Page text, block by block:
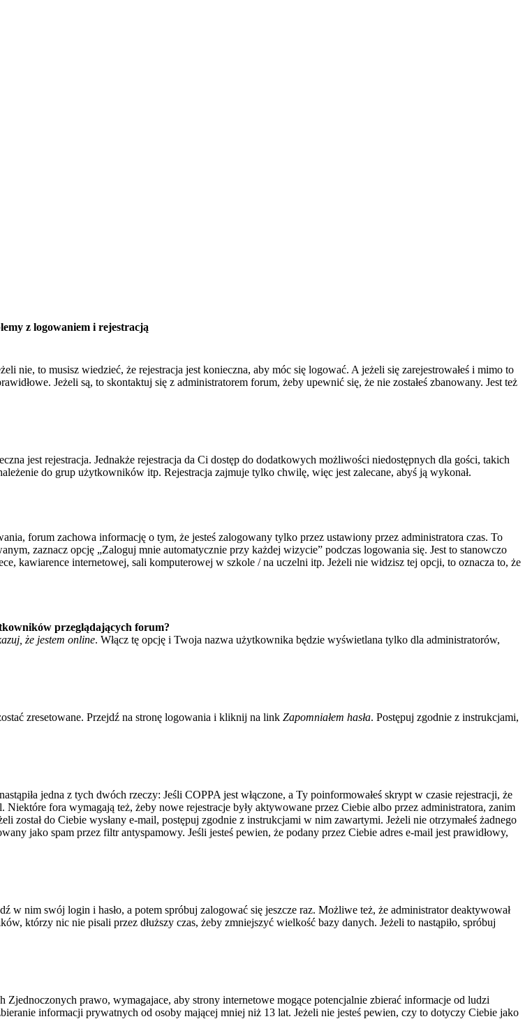
z logowaniem i rejestracją
nie, to musisz wiedzieć, że rejestracja jest konieczna, aby móc się logować. A jeżeli się zarejestrowałeś i mimo to
Jeżeli są, to skontaktuj się z administratorem forum, żeby upewnić się, że nie zostałeś zbanowany. Jest też
jest rejestracja. Jednakże rejestracja da Ci dostęp do dodatkowych możliwości niedostępnych dla gości, takich
do grup użytkowników itp. Rejestracja zajmuje tylko chwilę, więc jest zalecane, abyś ją wykonał.
forum zachowa informację o tym, że jesteś zalogowany tylko przez ustawiony przez administratora czas. To
zaznacz opcję „Zaloguj mnie automatycznie przy każdej wizycie” podczas logowania się. Jest to stanowczo
kawiarence internetowej, sali komputerowej w szkole / na uczelni itp. Jeżeli nie widzisz tej opcji, to oznacza to, że
przeglądających forum?
że jestem online. Włącz tę opcję i Twoja nazwa użytkownika będzie wyświetlana tylko dla administratorów,
zresetowane. Przejdź na stronę logowania i kliknij na link Zapomniałem hasła. Postępuj zgodnie z instrukcjami,
jedna z tych dwóch rzeczy: Jeśli COPPA jest włączone, a Ty poinformowałeś skrypt w czasie rejestracji, że
fora wymagają też, żeby nowe rejestracje były aktywowane przez Ciebie albo przez administratora, zanim
został do Ciebie wysłany e-mail, postępuj zgodnie z instrukcjami w nim zawartymi. Jeżeli nie otrzymałeś żadnego
jako spam przez filtr antyspamowy. Jeśli jesteś pewien, że podany przez Ciebie adres e-mail jest prawidłowy,
w nim swój login i hasło, a potem spróbuj zalogować się jeszcze raz. Możliwe też, że administrator deaktywował
którzy nic nie pisali przez dłuższy czas, żeby zmniejszyć wielkość bazy danych. Jeżeli to nastąpiło, spróbuj
prawo, wymagajace, aby strony internetowe mogące potencjalnie zbierać informacje od ludzi
informacji prywatnych od osoby mającej mniej niż 13 lat. Jeżeli nie jesteś pewien, czy to dotyczy Ciebie jako